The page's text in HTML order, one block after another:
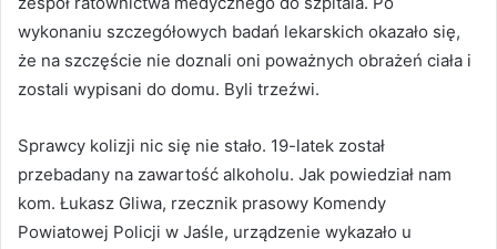
wykonaniu szczegółowych badań lekarskich okazało się,
że na szczęście nie doznali oni poważnych obrażeń ciała i
zostali wypisani do domu. Byli trzeźwi.
Sprawcy kolizji nic się nie stało. 19-latek został
przebadany na zawartość alkoholu. Jak powiedział nam
kom. Łukasz Gliwa, rzecznik prasowy Komendy
Powiatowej Policji w Jaśle, urządzenie wykazało u